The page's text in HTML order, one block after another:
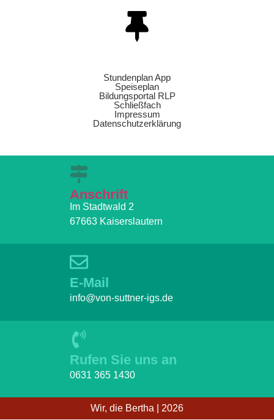
Stundenplan App
Speiseplan
Bildungsportal RLP
Schließfach
Impressum
Datenschutzerklärung
Anschrift
Im Stadtwald 2
67663 Kaiserslautern
E-Mail
info@von-suttner-igs.de
Rufen Sie uns an
0631 365 1430
Wir, die Bertha | 2026